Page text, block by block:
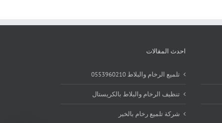
احدث المقالات
تلميع الرخام والبلاط 0553960210
تنظيف الرخام والبلاط بالكريستال
شركة تلميع رخام بالخبر